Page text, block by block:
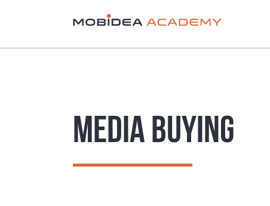
MEDIA BUYING